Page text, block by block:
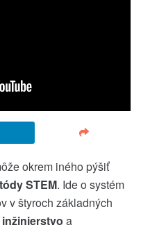
okrem iného pýšiť
STEM. Ide o systém
v štyroch základných
a